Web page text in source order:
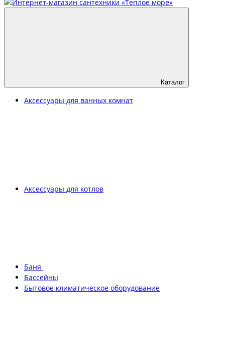
Каталог
Аксессуары для ванных комнат
Аксессуары для котлов
Баня
Бассейны
Бытовое климатическое оборудование